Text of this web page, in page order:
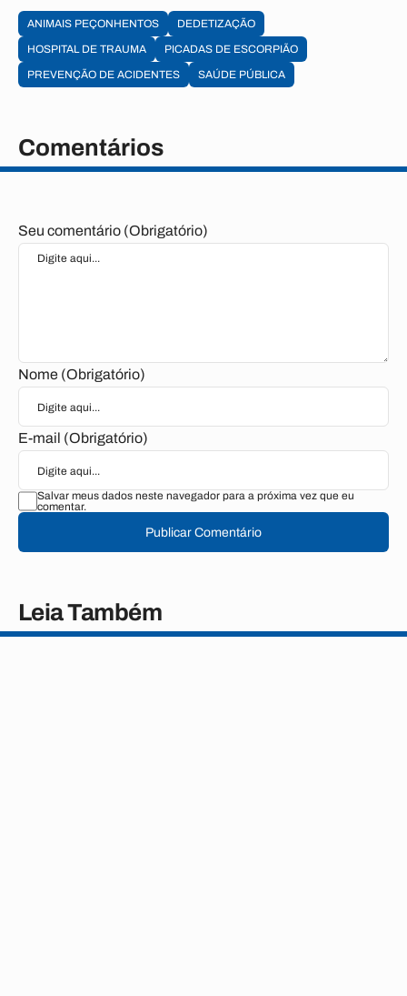
ANIMAIS PEÇONHENTOS
DEDETIZAÇÃO
HOSPITAL DE TRAUMA
PICADAS DE ESCORPIÃO
PREVENÇÃO DE ACIDENTES
SAÚDE PÚBLICA
Comentários
Seu comentário (Obrigatório)
Nome (Obrigatório)
E-mail (Obrigatório)
Salvar meus dados neste navegador para a próxima vez que eu
comentar.
Publicar Comentário
Leia Também